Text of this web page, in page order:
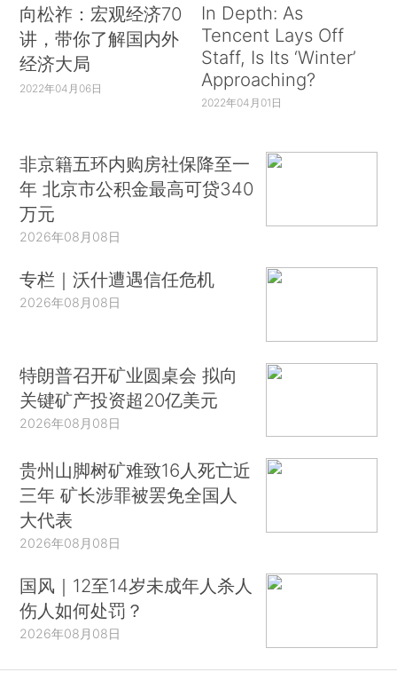
向松祚：宏观经济70
讲，带你了解国内外
经济大局
2022年04月06日
In Depth: As
Tencent Lays Off
Staff, Is Its ‘Winter’
Approaching?
2022年04月01日
非京籍五环内购房社保降至一
年 北京市公积金最高可贷340
万元
2026年08月08日
专栏｜沃什遭遇信任危机
2026年08月08日
特朗普召开矿业圆桌会 拟向
关键矿产投资超20亿美元
2026年08月08日
贵州山脚树矿难致16人死亡近
三年 矿长涉罪被罢免全国人
大代表
2026年08月08日
国风｜12至14岁未成年人杀人
伤人如何处罚？
2026年08月08日